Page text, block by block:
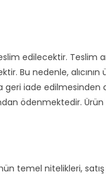
edilecektir. Teslim
Bu nedenle,
iade edilmesinden
ödenmektedir.
temel nitelikleri,